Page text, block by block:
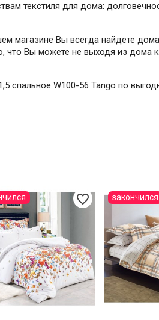
текстиля для дома:
магазине Вы всегда найдете
Вы можете не выходя из дома
спальное W100-56 Tango по
favorite_border закончился